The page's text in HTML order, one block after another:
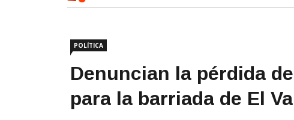
POLÍTICA
Denuncian la pérdida
para la barriada de El